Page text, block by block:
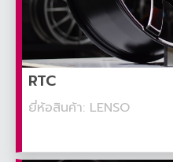
RTC
ยี่ห้อสินค้า: LENSO